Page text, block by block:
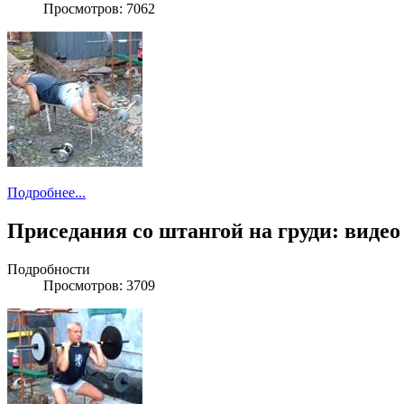
Просмотров: 7062
Подробнее...
Приседания со штангой на груди:
Подробности
Просмотров: 3709